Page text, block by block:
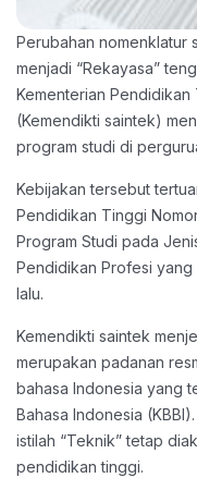
Perubahan nomenklatur
menjadi “Rekayasa”
Kementerian
(Kemendikti saintek)
program studi di
Kebijakan tersebut
Pendidikan Tinggi
Program Studi pada
Pendidikan Profesi
lalu.
Kemendikti saintek
merupakan padanan
bahasa Indonesia yang
Bahasa Indonesia
istilah “Teknik” tetap
pendidikan tinggi.